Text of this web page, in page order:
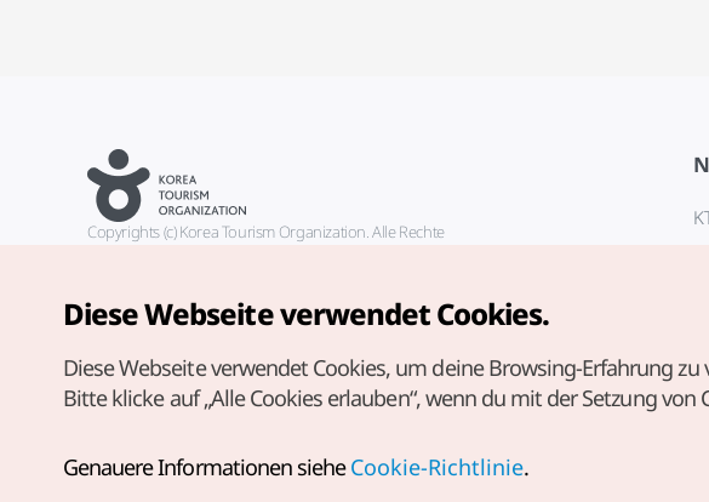
Copyrights (c) Korea Tourism Organization. Alle Rechte
german@knto.or.kr
Diese Webseite verwendet Cookies.
Diese Webseite verwendet Cookies, um deine Browsing-Erfahrung zu
Bitte klicke auf „Alle Cookies erlauben“, wenn du mit der Setzung von
Genauere Informationen sieheCookie-Richtlinie.